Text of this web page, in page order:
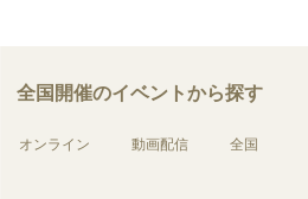
全国開催のイベントから探す
オンライン 動画配信 全国